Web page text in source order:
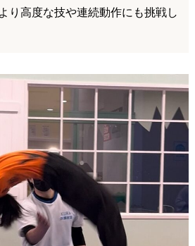
り高度な技や連続動作にも挑戦し